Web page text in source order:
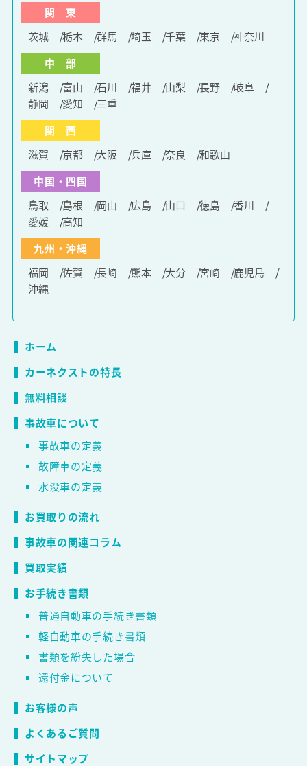
関 東
茨城
栃木 群馬 埼玉 千葉 東京
神奈川
中 部
新潟
富山 石川 福井 山梨 長野
岐阜
静岡
愛知
三重
関 西
滋賀
京都 大阪 兵庫 奈良
和歌山
中国・四国
鳥取
島根 岡山 広島 山口 徳島
香川
愛媛
高知
九州・沖縄
福岡
佐賀 長崎 熊本 大分 宮崎
鹿児島
沖縄
ホーム
カーネクストの特長
無料相談
事故車について
事故車の定義
故障車の定義
水没車の定義
お買取りの流れ
事故車の関連コラム
買取実績
お手続き書類
普通自動車の手続き書類
軽自動車の手続き書類
書類を紛失した場合
還付金について
お客様の声
よくあるご質問
サイトマップ